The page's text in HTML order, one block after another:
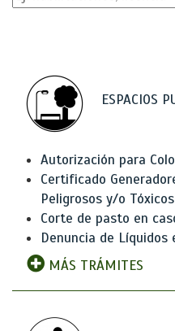
ESPACIOS
Autorización para
Certificado
Peligrosos y/o Tóxicos
Corte de pasto en
Denuncia de Líquidos
MÁS TRÁMITES